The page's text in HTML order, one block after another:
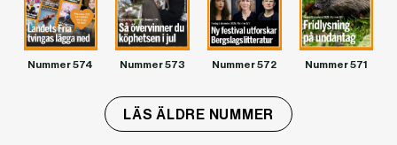
Nummer 574 Nummer 573 Nummer 572 Nummer 571
LÄS ÄLDRE NUMMER